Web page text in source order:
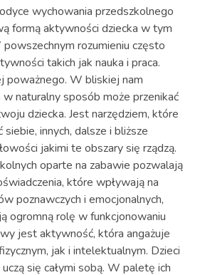
wychowania przedszkolnego
formą aktywności dziecka w tym
rozumieniu często
takich jak nauka i praca.
poważnego. W bliskiej nam
naturalny sposób może przenikać
dziecka. Jest narzędziem, które
innych, dalsze i bliższe
jakimi te obszary się rządzą.
oparte na zabawie pozwalają
które wpływają na
poznawczych i emocjonalnych,
ogromną rolę w funkcjonowaniu
jest aktywność, która angażuje
jak i intelektualnym. Dzieci
się całymi sobą. W paletę ich